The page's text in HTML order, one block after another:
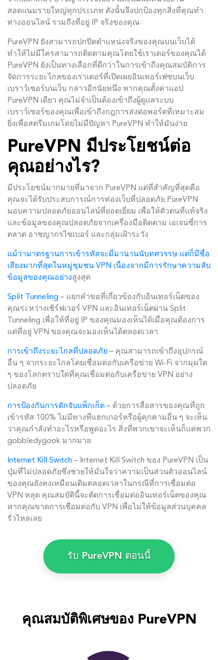
สอดแนมรายใหญ่ทุกประเภท ดังนั้นจึงปกป้องทุกสิ่งที่คุณทำ
ทางออนไลน์ รวมถึงที่อยู่ IP จริงของคุณ
PureVPN ยังสามารถปกปิดตำแหน่งจริงของคุณบนเว็บได้
ทำให้ไม่มีใครสามารถติดตามคุณโดยใช้เราเตอร์ของคุณได้
PureVPN ยังเป็นทางเลือกที่ดีกว่าในการเข้าถึงคุณสมบัติการ
จัดการระยะไกลของเราเตอร์ที่เปิดเผยอินเทอร์เฟซบนเว็บ
เบราว์เซอร์บนเว็บ กล่าวอีกนัยหนึ่ง หากคุณตั้งค่าแอป
PureVPN เดียว คุณไม่จำเป็นต้องเข้าถึงผู้ดูแลระบบ
เบราว์เซอร์ของคุณเพื่อเข้าถึงกฎการส่งต่อพอร์ตที่เหมาะสม
ยิ่งเพื่อสตรีมเกมโดยไม่มีปัญหา PureVPN ทำให้มันง่าย
PureVPN มีประโยชน์ต่อ
คุณอย่างไร?
มีประโยชน์มากมายที่มาจาก PureVPN แต่ที่สำคัญที่สุดคือ
คุณจะได้รับประสบการณ์การท่องเว็บที่ปลอดภัย PureVPN
มอบความปลอดภัยออนไลน์ที่ยอดเยี่ยม เพื่อให้ตัวตนที่แท้จริง
และข้อมูลของคุณปลอดภัยจากเครื่องมือติดตาม เอเจนซี่การ
ตลาด อาชญากรไซเบอร์ และกลุ่มเฝ้าระวัง
แม้ว่ามาตรฐานการเข้ารหัสจะมีมานานนับทศวรรษ แต่ก็มีชื่อ
เสียงมากที่สุดในหมู่ชุมชน VPN เนื่องจากมีการรักษาความลับ
ข้อมูลของคุณอย่างสูงสุด
Split Tunneling – แยกคำขอที่เกี่ยวข้องกับอินเทอร์เน็ตของ
คุณระหว่างเซิร์ฟเวอร์ VPN และอินเทอร์เน็ตผ่าน Split
Tunneling เพื่อให้ที่อยู่ IP ของคุณมองเห็นได้เมื่อคุณต้องการ
แต่ที่อยู่ VPN ของคุณจะมองเห็นได้ตลอดเวลา
การเข้าถึงระยะไกลที่ปลอดภัย – คุณสามารถเข้าถึงอุปกรณ์
อื่น ๆ จากระยะไกลโดยเชื่อมต่อกับเครือข่าย Wi-Fi จากมุมใด
ๆ ของโลกตราบใดที่คุณเชื่อมต่อกับเครือข่าย VPN อย่าง
ปลอดภัย
การป้องกันการดักจับแพ็กเก็ต – ด้วยการสื่อสารของคุณที่ถูก
เข้ารหัส 100% ไม่มีทางที่แฮกเกอร์หรือผู้คุกคามอื่น ๆ จะเห็น
ว่าคุณกำลังทำอะไรหรือพูดอะไร สิ่งที่พวกเขาจะเห็นก็แค่พวก
gobbledygook มากมาย
Internet Kill Switch – Internet Kill Switch ของ PureVPN เป็น
ปุ่มที่ไม่ปลอดภัยซึ่งช่วยให้มั่นใจว่าความเป็นส่วนตัวออนไลน์
ของคุณยังคงเหมือนเดิมตลอดเวลาในกรณีที่การเชื่อมต่อ
VPN หลุด คุณสมบัตินี้จะตัดการเชื่อมต่ออินเทอร์เน็ตของคุณ
หากคุณขาดการเชื่อมต่อกับ VPN เพื่อไม่ให้ข้อมูลส่วนบุคคล
รั่วไหลเลย
รับ PureVPN ตอนนี้
คุณสมบัติพิเศษของ PureVPN